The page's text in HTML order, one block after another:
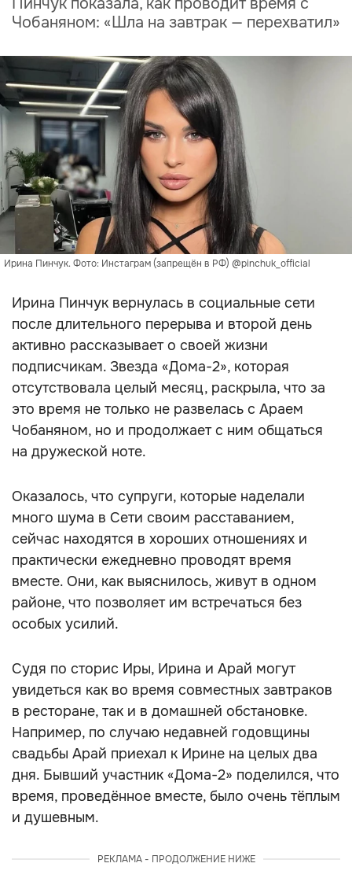
Чобаняном: «Шла на завтрак — перехватил»
Ирина Пинчук. Фото: Инстаграм (запрещён в РФ) @pinchuk_official
Ирина Пинчук вернулась в социальные сети
после длительного перерыва и второй день
активно рассказывает о своей жизни
подписчикам. Звезда «Дома-2», которая
отсутствовала целый месяц, раскрыла, что за
это время не только не развелась с Араем
Чобаняном, но и продолжает с ним общаться
на дружеской ноте.
Оказалось, что супруги, которые наделали
много шума в Сети своим расставанием,
сейчас находятся в хороших отношениях и
практически ежедневно проводят время
вместе. Они, как выяснилось, живут в одном
районе, что позволяет им встречаться без
особых усилий.
Судя по сторис Иры, Ирина и Арай могут
увидеться как во время совместных завтраков
в ресторане, так и в домашней обстановке.
Например, по случаю недавней годовщины
свадьбы Арай приехал к Ирине на целых два
дня. Бывший участник «Дома-2» поделился, что
время, проведённое вместе, было очень тёплым
и душевным.
РЕКЛАМА - ПРОДОЛЖЕНИЕ НИЖЕ